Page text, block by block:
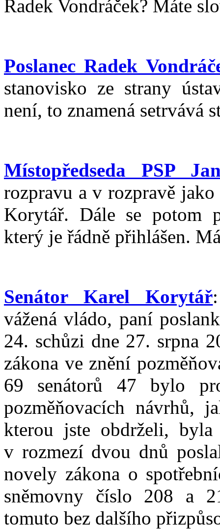
Radek Vondráček? Máte
Poslanec Radek
stanovisko ze strany
není, to znamená setrvává
Místopředseda PSP
rozpravu a v rozpravě
Korytář. Dále se potom
který je řádně přihlášen.
Senátor Karel Korytář
vážená vládo, paní
24. schůzi dne 27. srpna
zákona ve znění
69 senátorů 47 bylo
pozměňovacích návrhů,
kterou jste obdrželi,
v rozmezí dvou dnů
novely zákona o
sněmovny číslo 208 a
tomuto bez dalšího